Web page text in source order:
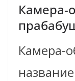
Камера-
Камера-